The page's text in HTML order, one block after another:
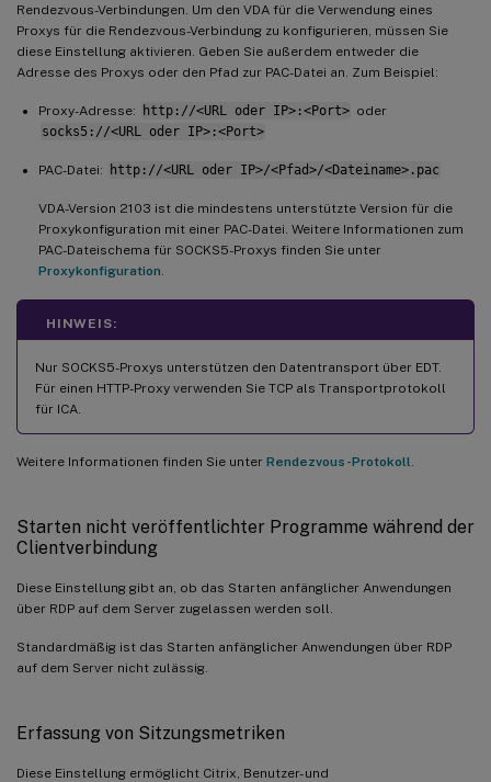
Rendezvous-Verbindungen. Um den VDA für die Verwendung eines
Proxys für die Rendezvous-Verbindung zu konfigurieren, müssen Sie
diese Einstellung aktivieren. Geben Sie außerdem entweder die
Adresse des Proxys oder den Pfad zur PAC-Datei an. Zum Beispiel:
Proxy-Adresse: http://<URL oder IP>:<Port> oder
socks5://<URL oder IP>:<Port>
PAC-Datei: http://<URL oder IP>/<Pfad>/<Dateiname>.pac
VDA-Version 2103 ist die mindestens unterstützte Version für die
Proxykonfiguration mit einer PAC-Datei. Weitere Informationen zum
PAC-Dateischema für SOCKS5-Proxys finden Sie unter
Proxykonfiguration
HINWEIS:
Nur SOCKS5-Proxys unterstützen den Datentransport über EDT.
Für einen HTTP-Proxy verwenden Sie TCP als Transportprotokoll
für ICA.
Weitere Informationen finden Sie unter Rendezvous-Protokoll
Starten nicht veröffentlichter Programme während der
Clientverbindung
Diese Einstellung gibt an, ob das Starten anfänglicher Anwendungen
über RDP auf dem Server zugelassen werden soll.
Standardmäßig ist das Starten anfänglicher Anwendungen über RDP
auf dem Server nicht zulässig.
Erfassung von Sitzungsmetriken
Diese Einstellung ermöglicht Citrix, Benutzer- und